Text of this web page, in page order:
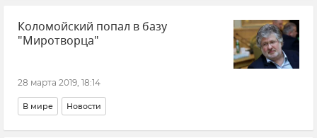
Коломойский попал в базу
"Миротворца"
28 марта 2019, 18:14
В мире Новости